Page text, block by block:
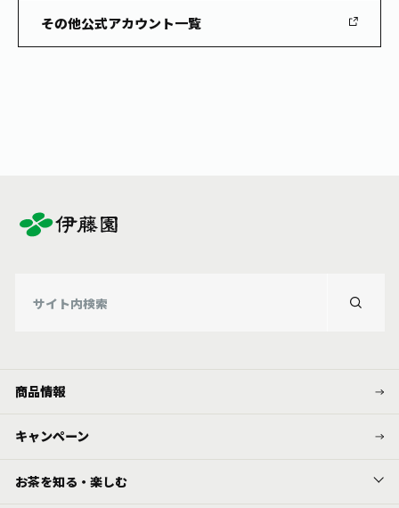
その他公式アカウント一覧
商品情報
キャンペーン
お茶を知る・楽しむ